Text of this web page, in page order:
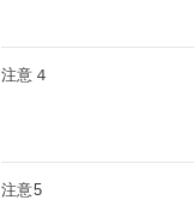
注意４
注意5